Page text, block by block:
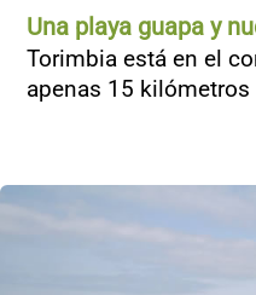
Una playa guapa y
Torimbia está en el
apenas 15